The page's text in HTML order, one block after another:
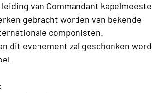
van Commandant
gebracht worden van bekende
componisten.
dit evenement zal geschonken